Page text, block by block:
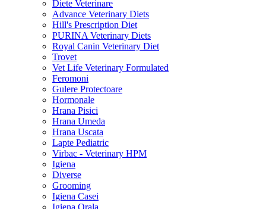
Diete Veterinare
Advance Veterinary Diets
Hill's Prescription Diet
PURINA Veterinary Diets
Royal Canin Veterinary Diet
Trovet
Vet Life Veterinary Formulated
Feromoni
Gulere Protectoare
Hormonale
Hrana Pisici
Hrana Umeda
Hrana Uscata
Lapte Pediatric
Virbac - Veterinary HPM
Igiena
Diverse
Grooming
Igiena Casei
Igiena Orala